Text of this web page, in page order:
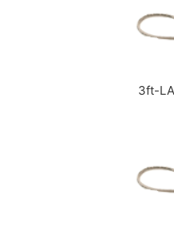
3ft-